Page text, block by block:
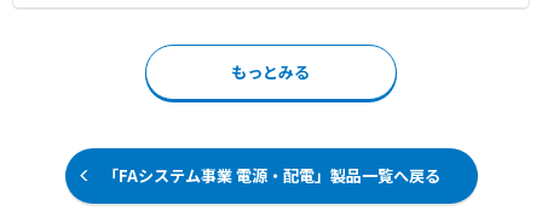
計などの遠隔監視 ●病院の医療用ガスボンベの残量や圧力
メーターの自動記録 ●耐久試験の消耗度確認や工事完了後
の現場の状態監視
を実現します。 他社品を含むFA機器の生産中止や代替品情
す。 予備品ロケーションマップにより予備品の在庫数や保
管場所が一目で分かり、探索時間を短縮して迅速な復旧を
可能にします。 また、図面や設備マニュアル、過去のトラ
速な対応をアシストします。 定期保全計画や保全作業実績
の登録・管理を行う保全カレンダー機能により、抜け漏れ
のない定期保全で設備の安定稼働をサポートします。 【特
徴】 ●他社品を含むFA機器の生産中止や代替品情報のプリ
もっとみる
「FAシステム事業 電源・配電」製品一覧へ戻る